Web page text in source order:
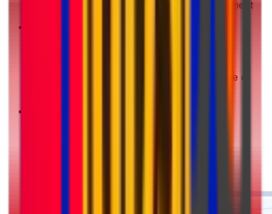
montrerons les meilleures offres instantanément
Choisissez votre option d'expédition préférée et